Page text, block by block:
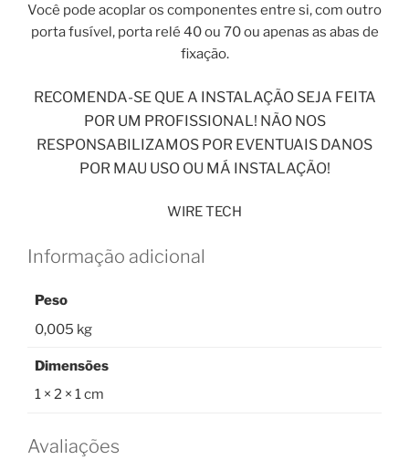
Você pode acoplar os componentes entre si, com outro
porta fusível, porta relé 40 ou 70 ou apenas as abas de
fixação.
RECOMENDA-SE QUE A INSTALAÇÃO SEJA FEITA
POR UM PROFISSIONAL! NÃO NOS
RESPONSABILIZAMOS POR EVENTUAIS DANOS
POR MAU USO OU MÁ INSTALAÇÃO!
WIRE TECH
Informação adicional
Peso
0,005 kg
Dimensões
1 × 2 × 1 cm
Avaliações